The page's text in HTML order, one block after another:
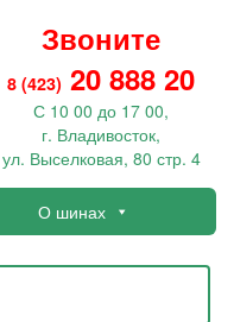
Звоните
8 (423) 20 888 20
С 10 00 до 17 00,
г. Владивосток,
ул. Выселковая, 80 стр. 4
О шинах